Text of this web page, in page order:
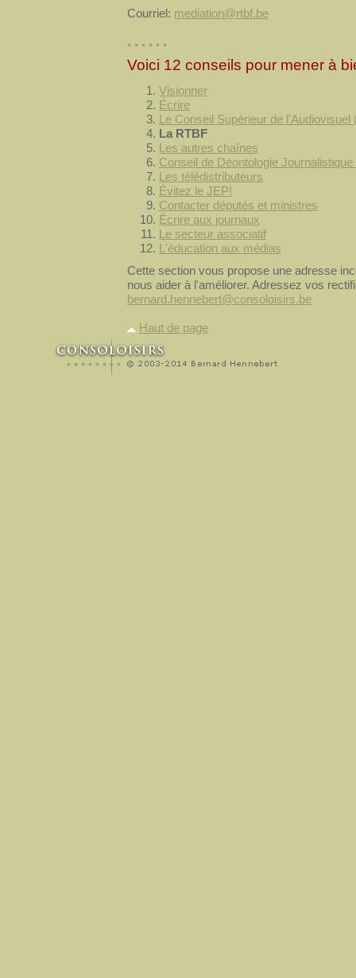
Courriel: mediation@rtbf.be
Voici 12 conseils pour mener à
Visionner
Écrire
Le Conseil Supérieur de l'Audiovisuel
La RTBF
Les autres chaînes
Conseil de Déontologie
Les télédistributeurs
Évitez le JEP!
Contacter députés et ministres
Écrire aux journaux
Le secteur associatif
L'éducation aux médias
Cette section vous propose une adresse
nous aider à l'améliorer. Adressez vos
bernard.hennebert@consoloisirs.be
Haut de page